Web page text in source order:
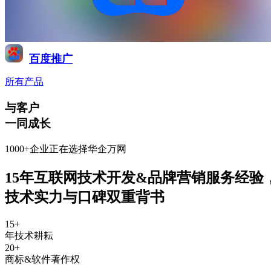
百度推广
所有产品
与客户
一同成长
1000+企业正在选择华企万网
15年互联网技术开发&品牌营销服务经验
技术实力与口碑双重背书
15+
年技术耕耘
20+
商标&软件著作权